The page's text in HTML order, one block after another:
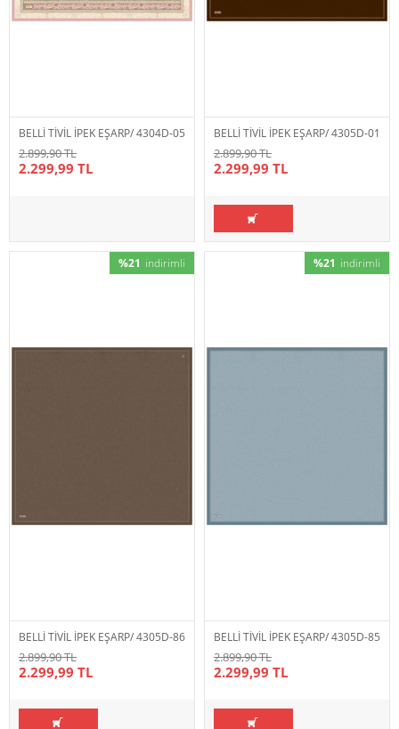
BELLİ TİVİL İPEK EŞARP/ 4304D-05
2.899,90 TL
2.299,99 TL
BELLİ TİVİL İPEK EŞARP/ 4305D-01
2.899,90 TL
2.299,99 TL
%21 indirimli
BELLİ TİVİL İPEK EŞARP/ 4305D-86
2.899,90 TL
2.299,99 TL
%21 indirimli
BELLİ TİVİL İPEK EŞARP/ 4305D-85
2.899,90 TL
2.299,99 TL